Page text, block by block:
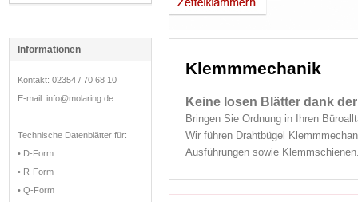
Informationen
Kontakt: 02354 / 70 68 10
E-mail: info@molaring.de
---------------------------------------
Technische Datenblätter für:
• D-Form
• R-Form
• Q-Form
Klemmmechanik
Keine losen Blätter dank
Bringen Sie Ordnung in Ihren
Wir führen Drahtbügel
Ausführungen sowie